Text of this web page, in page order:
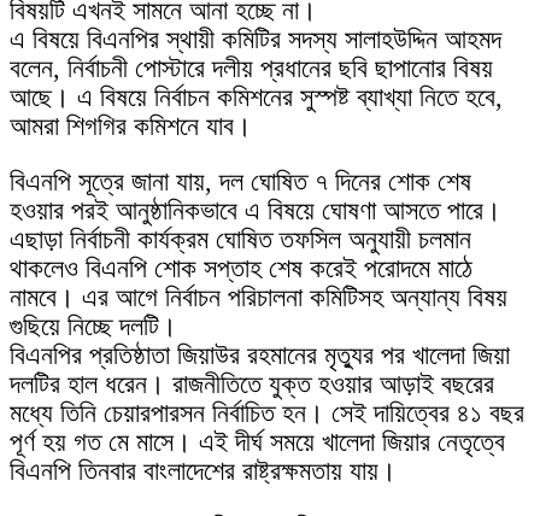
বিষয়টি এখনই সামনে আনা হচ্ছে না।
এ বিষয়ে বিএনপির স্থায়ী কমিটির সদস্য সালাহউদ্দিন আহমদ
বলেন, নির্বাচনী পোস্টারে দলীয় প্রধানের ছবি ছাপানোর বিষয়
আছে। এ বিষয়ে নির্বাচন কমিশনের সুস্পষ্ট ব্যাখ্যা নিতে হবে,
আমরা শিগগির কমিশনে যাব।
বিএনপি সূত্রে জানা যায়, দল ঘোষিত ৭ দিনের শোক শেষ
হওয়ার পরই আনুষ্ঠানিকভাবে এ বিষয়ে ঘোষণা আসতে পারে।
এছাড়া নির্বাচনী কার্যক্রম ঘোষিত তফসিল অনুযায়ী চলমান
থাকলেও বিএনপি শোক সপ্তাহ শেষ করেই পরোদমে মাঠে
নামবে। এর আগে নির্বাচন পরিচালনা কমিটিসহ অন্যান্য বিষয়
গুছিয়ে নিচ্ছে দলটি।
বিএনপির প্রতিষ্ঠাতা জিয়াউর রহমানের মৃত্যুর পর খালেদা জিয়া
দলটির হাল ধরেন। রাজনীতিতে যুক্ত হওয়ার আড়াই বছরের
মধ্যে তিনি চেয়ারপারসন নির্বাচিত হন। সেই দায়িত্বের ৪১ বছর
পূর্ণ হয় গত মে মাসে। এই দীর্ঘ সময়ে খালেদা জিয়ার নেতৃত্বে
বিএনপি তিনবার বাংলাদেশের রাষ্ট্রক্ষমতায় যায়।